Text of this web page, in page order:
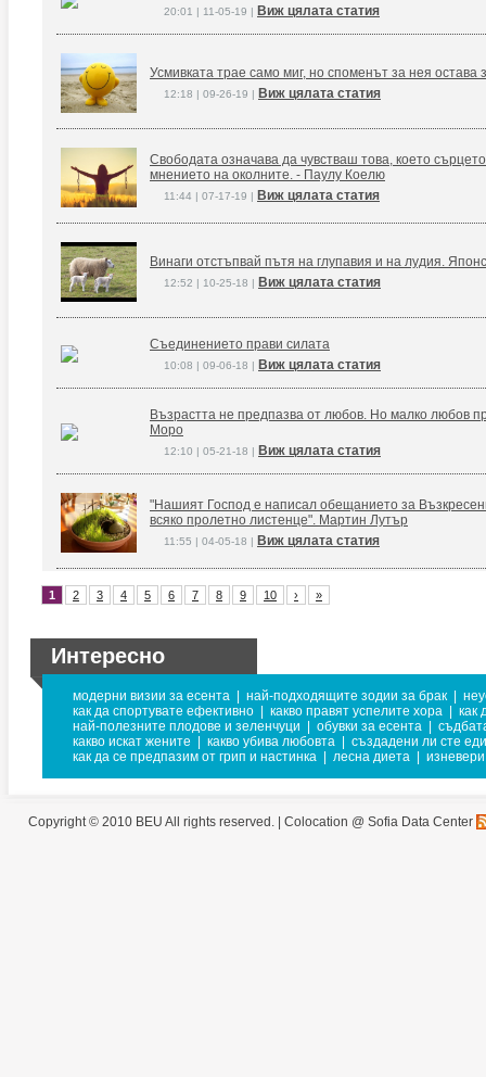
20:01 | 11-05-19 | Виж цялата статия
Усмивката трае само миг, но споменът за нея остава
12:18 | 09-26-19 | Виж цялата статия
Свободата означава да чувстваш това, което
мнението на околните. - Паулу Коелю
11:44 | 07-17-19 | Виж цялата статия
Винаги отстъпвай пътя на глупавия и на лудия.
12:52 | 10-25-18 | Виж цялата статия
Съединението прави силата
10:08 | 09-06-18 | Виж цялата статия
Възрастта не предпазва от любов. Но малко любов
Моро
12:10 | 05-21-18 | Виж цялата статия
"Нашият Господ е написал обещанието за
всяко пролетно листенце". Мартин Лутър
11:55 | 04-05-18 | Виж цялата статия
1 2 3 4 5 6 7 8 9 10 › »
Интересно
модерни визии за есента най-подходящите зодии за брак
как да спортувате ефективно
какво правят успелите хора
как
най-полезните плодове и зеленчуци
обувки за есента
какво искат жените
какво убива любовта
създадени ли сте
как да се предпазим от грип и настинка
лесна диета
Copyright © 2010 BEU All rights reserved. | Colocation @ Sofia Data Center